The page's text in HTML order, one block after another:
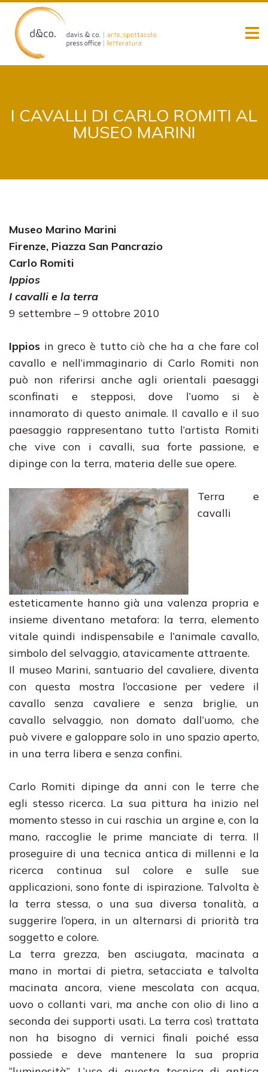
content
I CAVALLI DI CARLO ROMITI AL
MUSEO MARINI
Museo Marino Marini
Firenze, Piazza San Pancrazio
Carlo Romiti
Ippios
I cavalli e la terra
9 settembre – 9 ottobre 2010
Ippios in greco è tutto ciò che ha a che fare col
cavallo e nell’immaginario di Carlo Romiti non
può non riferirsi anche agli orientali paesaggi
sconfinati e stepposi, dove l’uomo si è
innamorato di questo animale. Il cavallo e il suo
paesaggio rappresentano tutto l’artista Romiti
che vive con i cavalli, sua forte passione, e
dipinge con la terra, materia delle sue opere.
Terra e
cavalli
esteticamente hanno già una valenza propria e
insieme diventano metafora: la terra, elemento
vitale quindi indispensabile e l’animale cavallo,
simbolo del selvaggio, atavicamente attraente.
Il museo Marini, santuario del cavaliere, diventa
con questa mostra l’occasione per vedere il
cavallo senza cavaliere e senza briglie, un
cavallo selvaggio, non domato dall’uomo, che
può vivere e galoppare solo in uno spazio aperto,
in una terra libera e senza confini.
Carlo Romiti dipinge da anni con le terre che
egli stesso ricerca. La sua pittura ha inizio nel
momento stesso in cui raschia un argine e, con la
mano, raccoglie le prime manciate di terra. Il
proseguire di una tecnica antica di millenni e la
ricerca continua sul colore e sulle sue
applicazioni, sono fonte di ispirazione. Talvolta è
la terra stessa, o una sua diversa tonalità, a
suggerire l’opera, in un alternarsi di priorità tra
soggetto e colore.
La terra grezza, ben asciugata, macinata a
mano in mortai di pietra, setacciata e talvolta
macinata ancora, viene mescolata con acqua,
uovo o collanti vari, ma anche con olio di lino a
seconda dei supporti usati. La terra così trattata
non ha bisogno di vernici finali poiché essa
possiede e deve mantenere la sua propria